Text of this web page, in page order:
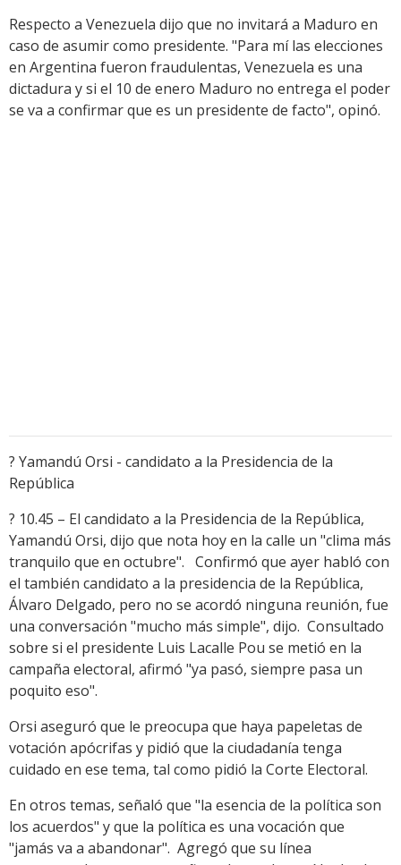
Respecto a Venezuela dijo que no invitará a Maduro en
caso de asumir como presidente. "Para mí las elecciones
en Argentina fueron fraudulentas, Venezuela es una
dictadura y si el 10 de enero Maduro no entrega el poder
se va a confirmar que es un presidente de facto", opinó.
? Yamandú Orsi - candidato a la Presidencia de la
República
? 10.45 – El candidato a la Presidencia de la República,
Yamandú Orsi, dijo que nota hoy en la calle un "clima más
tranquilo que en octubre". Confirmó que ayer habló con
el también candidato a la presidencia de la República,
Álvaro Delgado, pero no se acordó ninguna reunión, fue
una conversación "mucho más simple", dijo. Consultado
sobre si el presidente Luis Lacalle Pou se metió en la
campaña electoral, afirmó "ya pasó, siempre pasa un
poquito eso".
Orsi aseguró que le preocupa que haya papeletas de
votación apócrifas y pidió que la ciudadanía tenga
cuidado en ese tema, tal como pidió la Corte Electoral.
En otros temas, señaló que "la esencia de la política son
los acuerdos" y que la política es una vocación que
"jamás va a abandonar". Agregó que su línea